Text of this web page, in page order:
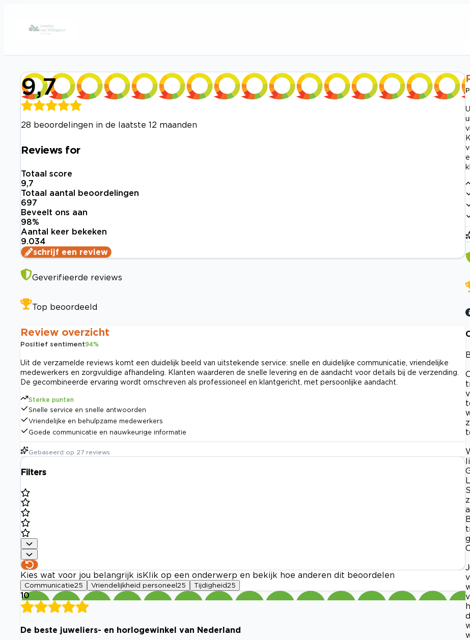
9,7
28 beoordelingen in de laatste 12 maanden
Reviews for
Totaal score
9,7
Totaal aantal beoordelingen
697
Beveelt ons aan
98%
Aantal keer bekeken
9.034
schrijf een review
Geverifieerde reviews
Top beoordeeld
Review overzicht
Positief sentiment94%
Uit de verzamelde reviews komt een duidelijk beeld van uitstekende service: snelle en duidelijke communicatie, vriendelijke
medewerkers en zorgvuldige afhandeling. Klanten waarderen de snelle levering en de aandacht voor details bij de verzending.
De gecombineerde ervaring wordt omschreven als professioneel en klantgericht, met persoonlijke aandacht.
Sterke punten
Snelle service en snelle antwoorden
Vriendelijke en behulpzame medewerkers
Goede communicatie en nauwkeurige informatie
Gebaseerd op 27 reviews
Filters
Kies wat voor jou belangrijk is Klik op een onderwerp en bekijk hoe anderen dit beoordelen
Communicatie25 Vriendelijkheid personeel 25 Tijdigheid25
10
De beste juweliers- en horlogewinkel van Nederland